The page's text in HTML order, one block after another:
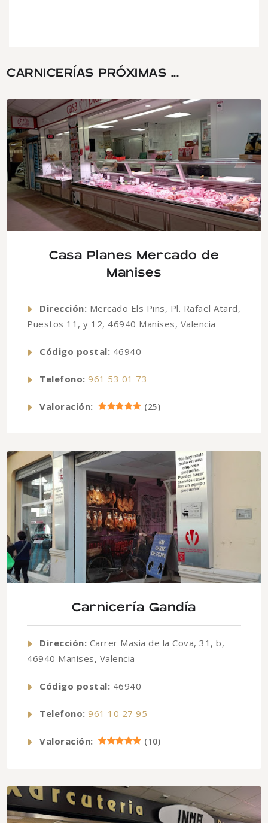
CARNICERÍAS PRÓXIMAS ...
Casa Planes Mercado de
Manises
Dirección: Mercado Els Pins, Pl. Rafael Atard,
Puestos 11, y 12, 46940 Manises, Valencia
Código postal: 46940
Telefono: 961 53 01 73
Valoración: (25)
Carnicería Gandía
Dirección: Carrer Masia de la Cova, 31, b,
46940 Manises, Valencia
Código postal: 46940
Telefono: 961 10 27 95
Valoración: (10)